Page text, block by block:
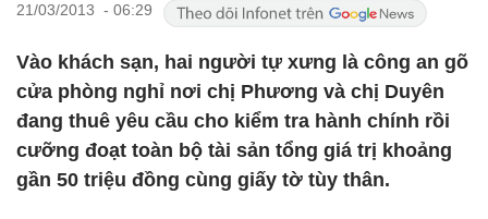
21/03/2013 - 06:29
Vào khách sạn, hai người tự xưng là công an gõ
cửa phòng nghỉ nơi chị Phương và chị Duyên
đang thuê yêu cầu cho kiểm tra hành chính rồi
cưỡng đoạt toàn bộ tài sản tổng giá trị khoảng
gần 50 triệu đồng cùng giấy tờ tùy thân.